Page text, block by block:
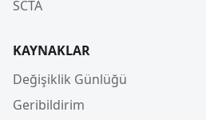
SCTA
KAYNAKLAR
Değişiklik Günlüğü
Geribildirim